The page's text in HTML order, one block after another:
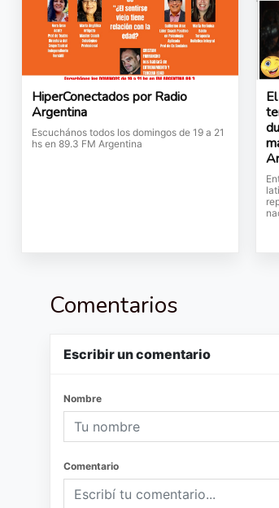
HiperConectados por Radio
Argentina
Escuchános todos los domingos de 19 a 21
hs en 89.3 FM Argentina
Comentarios
Escribir un comentario
Nombre
Comentario